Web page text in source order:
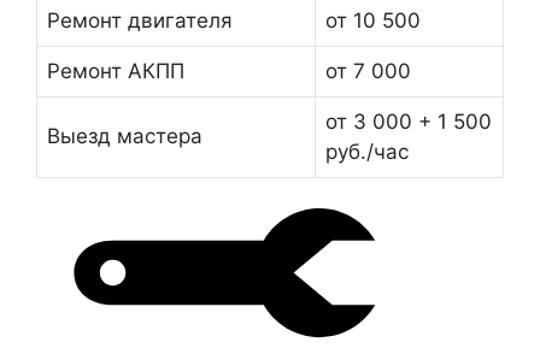
Ремонт двигателя от 10 500
Ремонт АКПП от 7 000
Выезд мастера
от 3 000 + 1 500
руб./час